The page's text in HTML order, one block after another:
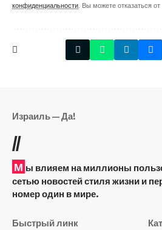
конфиденциальности . Вы можете отказаться
Израиль — Да!
//
М ы влияем на миллионы
сетью новостей стиля жизни и
номер один в мире.
Быстрый линк